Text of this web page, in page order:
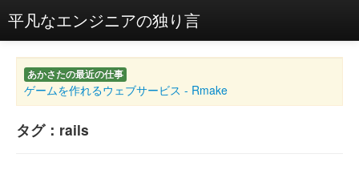
平凡なエンジニアの独り言
あかさたの最近の仕事
ゲームを作れるウェブサービス - Rmake
タグ：rails